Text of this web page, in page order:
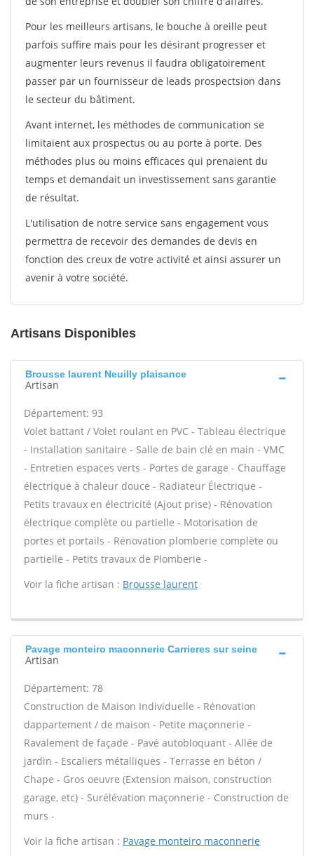
Pour les meilleurs artisans, le bouche à oreille peut
parfois suffire mais pour les désirant progresser et
augmenter leurs revenus il faudra obligatoirement
passer par un fournisseur de leads prospectsion dans
le secteur du bâtiment.
Avant internet, les méthodes de communication se
limitaient aux prospectus ou au porte à porte. Des
méthodes plus ou moins efficaces qui prenaient du
temps et demandait un investissement sans garantie
de résultat.
L'utilisation de notre service sans engagement vous
permettra de recevoir des demandes de devis en
fonction des creux de votre activité et ainsi assurer un
avenir à votre société.
Artisans Disponibles
Brousse laurent Neuilly plaisance
Artisan
Département: 93
Volet battant / Volet roulant en PVC - Tableau électrique
- Installation sanitaire - Salle de bain clé en main - VMC
- Entretien espaces verts - Portes de garage - Chauffage
électrique à chaleur douce - Radiateur Électrique -
Petits travaux en électricité (Ajout prise) - Rénovation
électrique complète ou partielle - Motorisation de
portes et portails - Rénovation plomberie complète ou
partielle - Petits travaux de Plomberie -
Voir la fiche artisan : Brousse laurent
Pavage monteiro maconnerie Carrieres sur seine
Artisan
Département: 78
Construction de Maison Individuelle - Rénovation
dappartement / de maison - Petite maçonnerie -
Ravalement de façade - Pavé autobloquant - Allée de
jardin - Escaliers métalliques - Terrasse en béton /
Chape - Gros oeuvre (Extension maison, construction
garage, etc) - Surélévation maçonnerie - Construction de
murs -
Voir la fiche artisan : Pavage monteiro maconnerie